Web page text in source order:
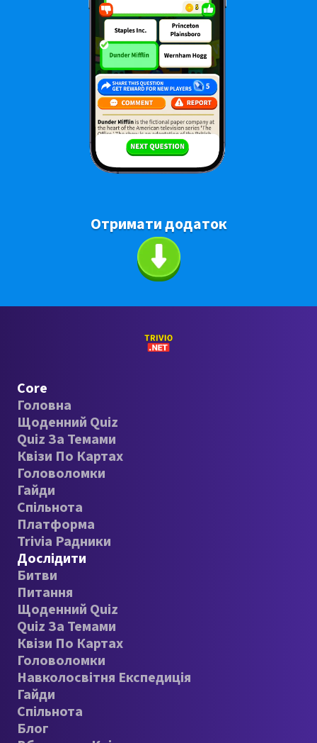
Отримати додаток
Core
Головна
Щоденний Quiz
Quiz За Темами
Квізи По Картах
Головоломки
Гайди
Спільнота
Платформа
Trivia Радники
Дослідити
Битви
Питання
Щоденний Quiz
Quiz За Темами
Квізи По Картах
Головоломки
Навколосвітня Експедиція
Гайди
Спільнота
Блог